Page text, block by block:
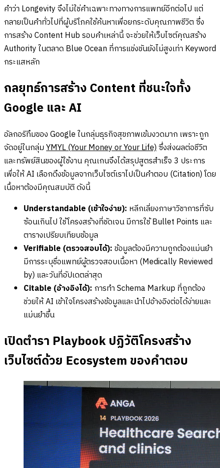
คำว่า Longevity จึงไม่ใช่คำเฉพาะทางทางการแพทย์อีกต่อไป แต่
กลายเป็นคำทั่วไปที่ผู้บริโภคใช้ค้นหาเพื่อยกระดับคุณภาพชีวิต ซึ่ง
การสร้าง Content Hub รอบคำเหล่านี้ จะช่วยให้เว็บไซต์คุณสร้าง
Authority ในตลาด Blue Ocean ที่การแข่งขันยังไม่สูงเท่า Keyword
กระแสหลัก
กลยุทธ์การสร้าง Content ที่ชนะใจทั้ง
Google และ AI
อัลกอริทึมของ Google ในกลุ่มธุรกิจสุขภาพเข้มงวดมาก เพราะถูก
จัดอยู่ในกลุ่มYMYL (Your Money or Your Life)ซึ่งส่งผลต่อชีวิต
และทรัพย์สินของผู้ใช้งาน คุณเกนจึงได้สรุปสูตรสำเร็จ 3 ประการ
เพื่อให้ AI เลือกดึงข้อมูลจากเว็บไซต์เราไปเป็นคำตอบ (Citation) โดย
เนื้อหาต้องมีคุณสมบัติ ดังนี้
Understandable (เข้าใจง่าย): หลีกเลี่ยงภาษาวิชาการที่ซับ
ซ้อนเกินไป ใช้โครงสร้างที่ชัดเจน มีการใช้ Bullet Points และ
ตารางเปรียบเทียบข้อมูล
Verifiable (ตรวจสอบได้):ข้อมูลต้องมีความถูกต้องแม่นยำ
มีการระบุชื่อแพทย์ผู้ตรวจสอบเนื้อหา (Medically Reviewed
by) และวันที่อัปเดตล่าสุด
Citable (อ้างอิงได้): การทำ Schema Markup ที่ถูกต้อง
ช่วยให้ AI เข้าใจโครงสร้างข้อมูลและนำไปอ้างอิงต่อได้ง่ายและ
แม่นยำขึ้น
เปิดตำรา Playbook ปฏิวัติโครงสร้าง
เว็บไซต์ด้วย Ecosystem ของคำตอบ